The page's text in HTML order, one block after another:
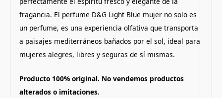
fragancia. El perfume D&G Light Blue mujer no solo es
un perfume, es una experiencia olfativa que transporta
a paisajes mediterráneos bañados por el sol, ideal para
mujeres alegres, libres y seguras de sí mismas.
Producto 100% original. No vendemos productos
alterados o imitaciones.